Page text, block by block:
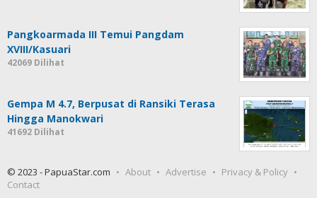
Pangkoarmada III Temui Pangdam
XVIII/Kasuari
42069 Dilihat
Gempa M 4.7, Berpusat di Ransiki Terasa
Hingga Manokwari
41692 Dilihat
© 2023 - PapuaStar.com About Advertise
Privacy & Policy
Contact